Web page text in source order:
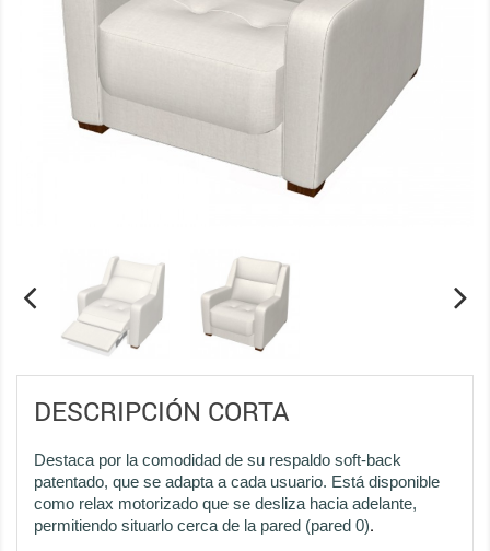
DESCRIPCIÓN CORTA
Destaca por la comodidad de su respaldo soft-back
patentado, que se adapta a cada usuario. Está disponible
como relax motorizado que se desliza hacia adelante,
permitiendo situarlo cerca de la pared (pared 0).